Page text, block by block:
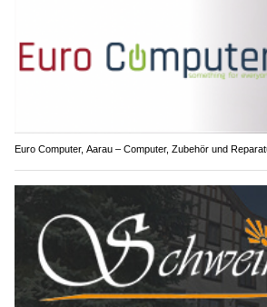
Euro Computer, Aarau – Computer, Zubehör und